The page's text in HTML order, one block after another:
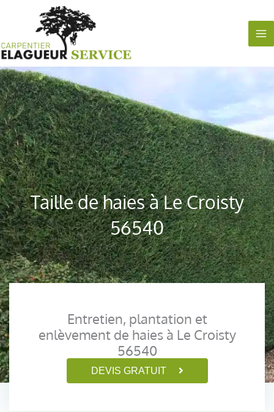
Taille de haies à Le Croisty
56540
Entretien, plantation et
enlèvement de haies à Le Croisty
56540
DEVIS GRATUIT